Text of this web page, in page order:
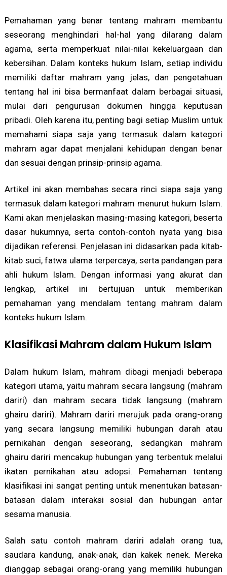
Pemahaman yang benar tentang mahram membantu
seseorang menghindari hal-hal yang dilarang dalam
agama, serta memperkuat nilai-nilai kekeluargaan dan
kebersihan. Dalam konteks hukum Islam, setiap individu
memiliki daftar mahram yang jelas, dan pengetahuan
tentang hal ini bisa bermanfaat dalam berbagai situasi,
mulai dari pengurusan dokumen hingga keputusan
pribadi. Oleh karena itu, penting bagi setiap Muslim untuk
memahami siapa saja yang termasuk dalam kategori
mahram agar dapat menjalani kehidupan dengan benar
dan sesuai dengan prinsip-prinsip agama.
Artikel ini akan membahas secara rinci siapa saja yang
termasuk dalam kategori mahram menurut hukum Islam.
Kami akan menjelaskan masing-masing kategori, beserta
dasar hukumnya, serta contoh-contoh nyata yang bisa
dijadikan referensi. Penjelasan ini didasarkan pada kitab-
kitab suci, fatwa ulama terpercaya, serta pandangan para
ahli hukum Islam. Dengan informasi yang akurat dan
lengkap, artikel ini bertujuan untuk memberikan
pemahaman yang mendalam tentang mahram dalam
konteks hukum Islam.
Klasifikasi Mahram dalam Hukum Islam
Dalam hukum Islam, mahram dibagi menjadi beberapa
kategori utama, yaitu mahram secara langsung (mahram
dariri) dan mahram secara tidak langsung (mahram
ghairu dariri). Mahram dariri merujuk pada orang-orang
yang secara langsung memiliki hubungan darah atau
pernikahan dengan seseorang, sedangkan mahram
ghairu dariri mencakup hubungan yang terbentuk melalui
ikatan pernikahan atau adopsi. Pemahaman tentang
klasifikasi ini sangat penting untuk menentukan batasan-
batasan dalam interaksi sosial dan hubungan antar
sesama manusia.
Salah satu contoh mahram dariri adalah orang tua,
saudara kandung, anak-anak, dan kakek nenek. Mereka
dianggap sebagai orang-orang yang memiliki hubungan